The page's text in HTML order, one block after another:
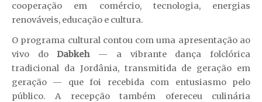
cooperação em comércio, tecnologia, energias
renováveis, educação e cultura.
O programa cultural contou com uma apresentação ao
vivo doDabkeh— a vibrante dança folclórica
tradicional da Jordânia, transmitida de geração em
geração — que foi recebida com entusiasmo pelo
público. A recepção também ofereceu culinária